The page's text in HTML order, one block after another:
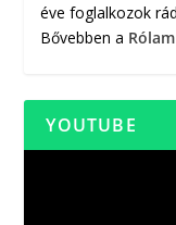
éve foglalkozok
Bővebben a Rólam
YOUTUBE